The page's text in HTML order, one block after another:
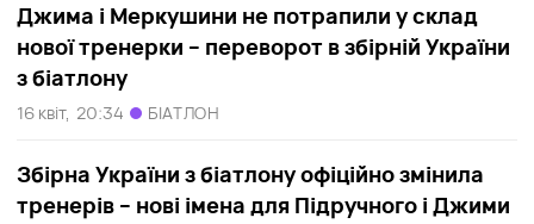
Джима і Меркушини не потрапили у склад
нової тренерки – переворот в збірній України
з біатлону
16 квіт, 20:34 БІАТЛОН
Збірна України з біатлону офіційно змінила
тренерів – нові імена для Підручного і Джими